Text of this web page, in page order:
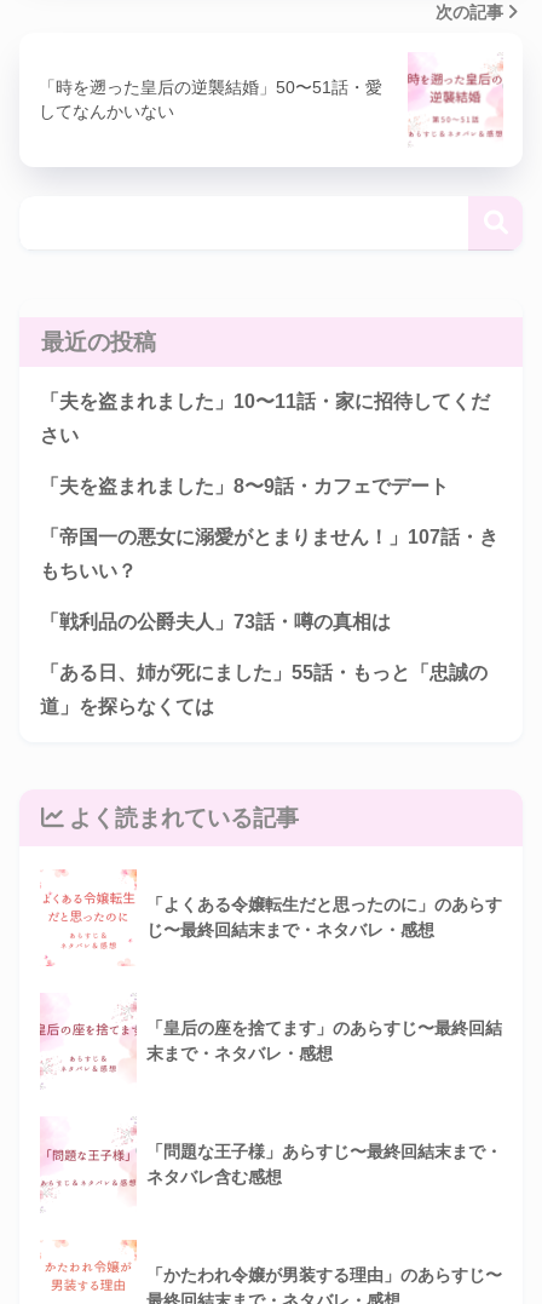
次の記事
「時を遡った皇后の逆襲結婚」50〜51話・愛
してなんかいない
最近の投稿
「夫を盗まれました」10〜11話・家に招待してくだ
さい
「夫を盗まれました」8〜9話・カフェでデート
「帝国一の悪女に溺愛がとまりません！」107話・き
もちいい？
「戦利品の公爵夫人」73話・噂の真相は
「ある日、姉が死にました」55話・もっと「忠誠の
道」を探らなくては
よく読まれている記事
「よくある令嬢転生だと思ったのに」のあらす
じ〜最終回結末まで・ネタバレ・感想
「皇后の座を捨てます」のあらすじ〜最終回結
末まで・ネタバレ・感想
「問題な王子様」あらすじ〜最終回結末まで・
ネタバレ含む感想
「かたわれ令嬢が男装する理由」のあらすじ〜